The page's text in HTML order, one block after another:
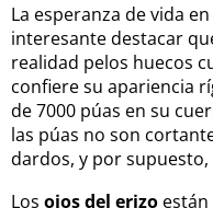
La esperanza de vida
interesante destacar
realidad pelos huecos
confiere su apariencia
de 7000 púas en su
las púas no son
dardos, y por
Los ojos del erizo